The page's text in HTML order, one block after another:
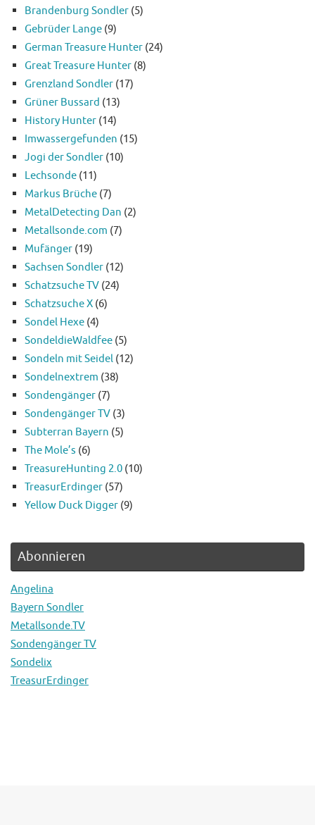
Brandenburg Sondler (5)
Gebrüder Lange (9)
German Treasure Hunter (24)
Great Treasure Hunter (8)
Grenzland Sondler (17)
Grüner Bussard (13)
History Hunter (14)
Imwassergefunden (15)
Jogi der Sondler (10)
Lechsonde (11)
Markus Brüche (7)
MetalDetecting Dan (2)
Metallsonde.com (7)
Mufänger (19)
Sachsen Sondler (12)
Schatzsuche TV (24)
Schatzsuche X (6)
Sondel Hexe (4)
SondeldieWaldfee (5)
Sondeln mit Seidel (12)
Sondelnextrem (38)
Sondengänger (7)
Sondengänger TV (3)
Subterran Bayern (5)
The Mole’s (6)
TreasureHunting 2.0 (10)
TreasurErdinger (57)
Yellow Duck Digger (9)
Abonnieren
Angelina
Bayern Sondler
Metallsonde.TV
Sondengänger TV
Sondelix
TreasurErdinger